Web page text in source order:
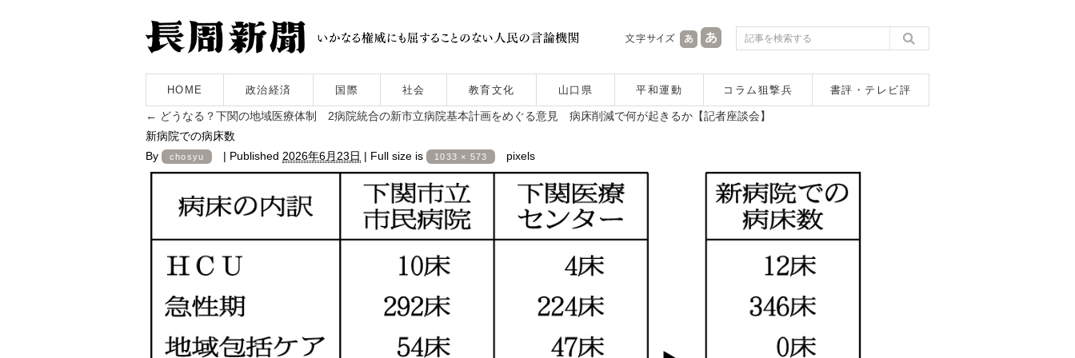
HOME 政治経済 国際 社会 教育文化 山口県 平和運動 コラム狙撃兵 書評・テレビ評
← どうなる？下関の地域医療体制 2病院統合の新市立病院基本計画をめぐる意見 病床削減で何が起きるか【記者座談会】
新病院での病床数
By
chosyu | Published 2026年6月23日 | Full size is 1033 × 573 pixels